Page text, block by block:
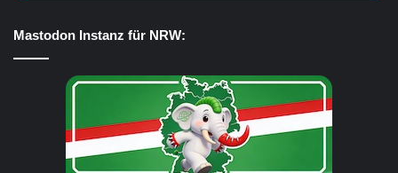
Mastodon Instanz für NRW: